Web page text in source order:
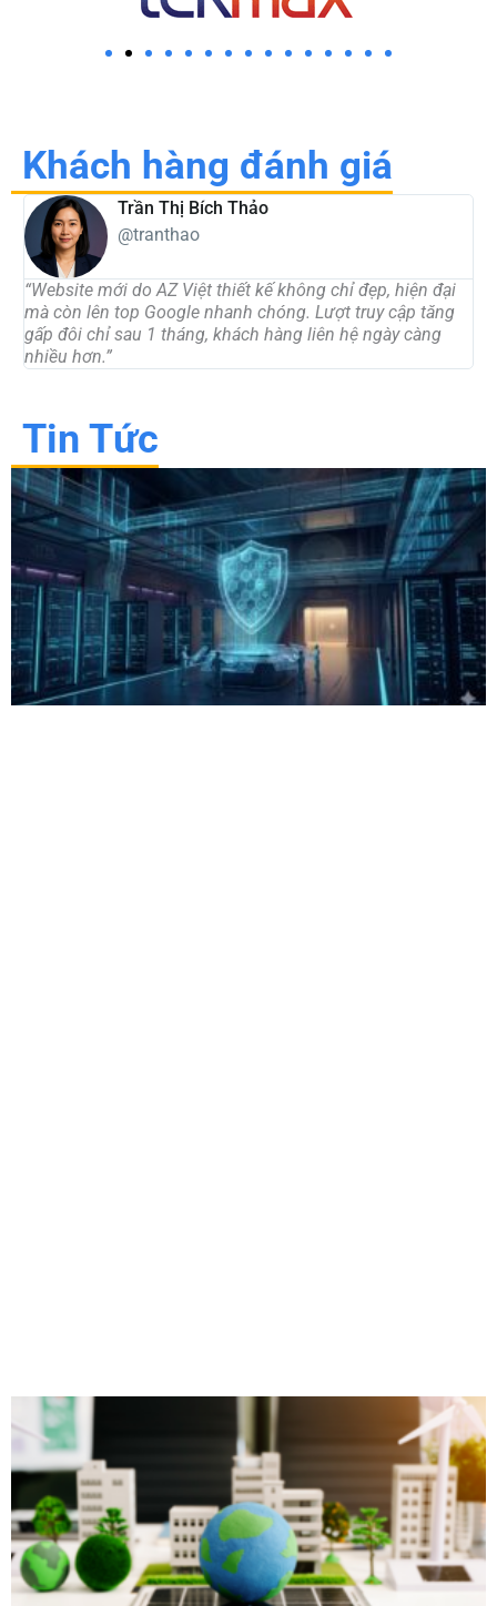
Khách hàng đánh giá
Trần Thị Bích Thảo
@tranthao
“Website mới do AZ Việt thiết kế không chỉ đẹp, hiện đại
mà còn lên top Google nhanh chóng. Lượt truy cập tăng
gấp đôi chỉ sau 1 tháng, khách hàng liên hệ ngày càng
nhiều hơn.”
Tin Tức